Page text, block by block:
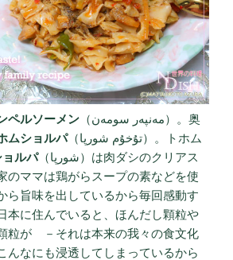
ペルソーメン （مەنپەر سومەن）。奥
ムショルパ（تۇخۇم شورپا）。トホム
ョルパ（شورپا）は肉ダシのクリアス
のママは鶏がらスープの素などを使
ら旨味を出しているから毎回感動す
本に住んでいると、ほんだし顆粒や
粒が －それは本来の我々の食文化
なにも浸透してしまっているから